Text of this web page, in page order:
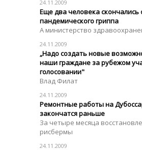
24.11.2009
Еще два человека скончались
пандемического гриппа
А министерство
24.11.2009
„Надо создать новые
наши граждане за рубежом
голосовании"
Влад Филат
24.11.2009
Ремонтные работы на
закончатся раньше
За четыре месяца
рисбермы
24.11.2009